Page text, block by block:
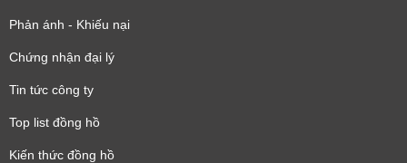
Phản ánh - Khiếu nại
Chứng nhận đại lý
Tin tức công ty
Top list đồng hồ
Kiến thức đồng hồ